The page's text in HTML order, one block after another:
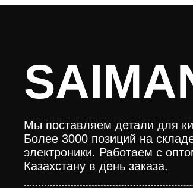
Мы поставляем детали для
Более 3000 позиций на
электроники. Работаем с
Казахстану в день заказа.